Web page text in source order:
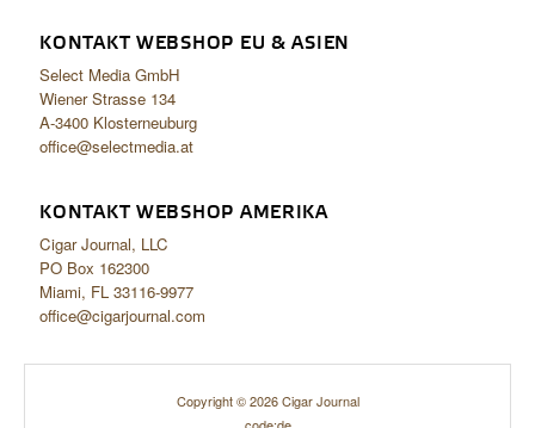
KONTAKT WEBSHOP EU & ASIEN
Select Media GmbH
Wiener Strasse 134
A-3400 Klosterneuburg
office@selectmedia.at
KONTAKT WEBSHOP AMERIKA
Cigar Journal, LLC
PO Box 162300
Miami, FL 33116-9977
office@cigarjournal.com
Copyright © 2026 Cigar Journal
code:de